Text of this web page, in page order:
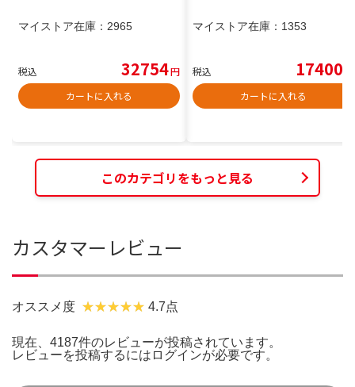
マイストア在庫： 2965
税込 32754円
カートに入れる
マイストア在庫： 1353
税込 17400
カートに入れる
このカテゴリをもっと見る
カスタマーレビュー
オススメ度 4.7点
現在、4187件のレビューが投稿されています。
レビューを投稿するには ログインが必要です。